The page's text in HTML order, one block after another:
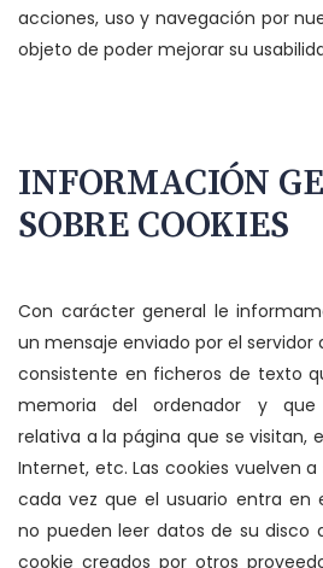
acciones, uso y navegación por
objeto de poder mejorar su
INFORMACIÓN
SOBRE COOKIES
Con carácter general le
un mensaje enviado por el servidor
consistente en ficheros de texto
memoria del ordenador y que
relativa a la página que se visitan,
Internet, etc. Las cookies vuelven
cada vez que el usuario entra en
no pueden leer datos de su disco
cookie creados por otros